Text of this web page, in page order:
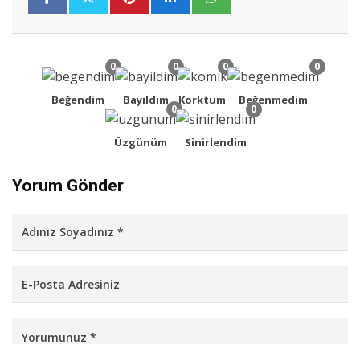
0
Beğendim
0
Bayıldım
0
Korktum
0
Beğenmedim
0
Üzgünüm
0
Sinirlendim
Yorum Gönder